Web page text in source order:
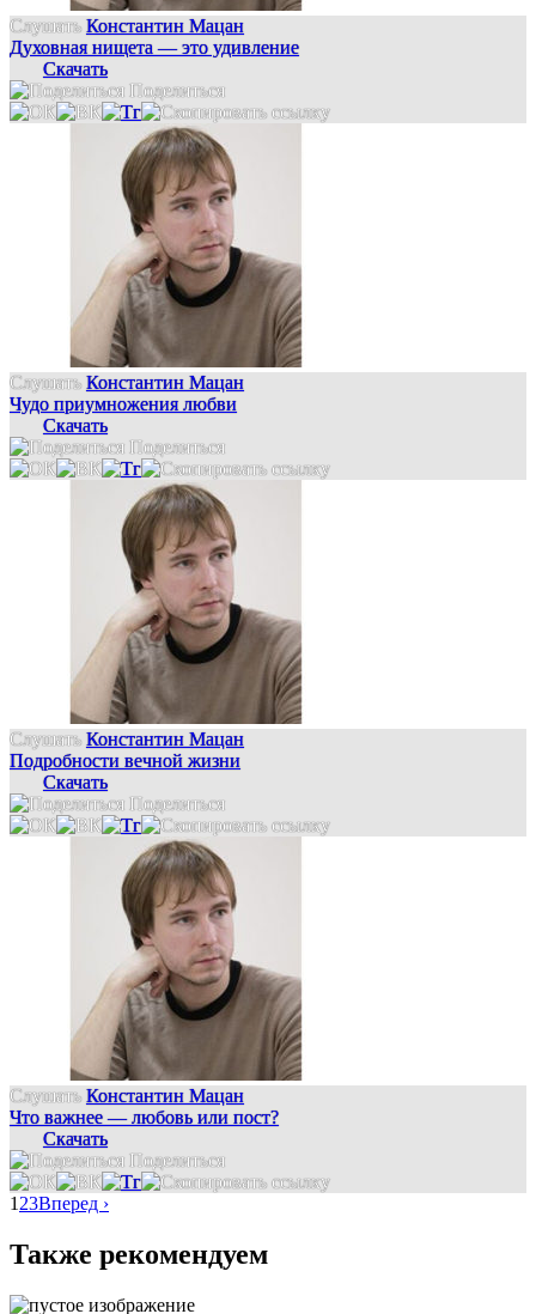
Слушать Константин Мацан
Духовная нищета — это удивление
Скачать
Поделиться
Слушать Константин Мацан
Чудо приумножения любви
Скачать
Поделиться
Слушать Константин Мацан
Подробности вечной жизни
Скачать
Поделиться
Слушать Константин Мацан
Что важнее — любовь или пост?
Скачать
Поделиться
1 23Вперед ›
Также рекомендуем